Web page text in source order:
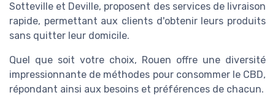
Sotteville et Deville, proposent des services de livraison
rapide, permettant aux clients d'obtenir leurs produits
sans quitter leur domicile.
Quel que soit votre choix, Rouen offre une diversité
impressionnante de méthodes pour consommer le CBD,
répondant ainsi aux besoins et préférences de chacun.